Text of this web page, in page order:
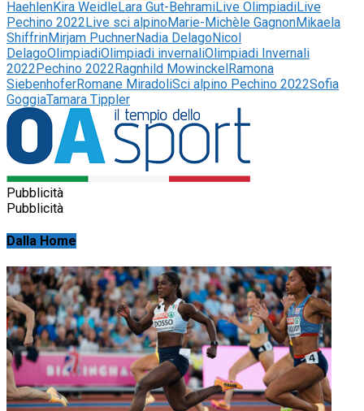
HaehlenKira WeidleLara Gut-BehramiLive OlimpiadiLive
Pechino 2022Live sci alpinoMarie-Michèle GagnonMikaela
ShiffrinMirjam PuchnerNadia DelagoNicol
DelagoOlimpiadiOlimpiadi invernaliOlimpiadi Invernali
2022Pechino 2022Ragnhild MowinckelRamona
SiebenhoferRomane MiradoliSci alpino Pechino 2022Sofia
GoggiaTamara Tippler
Pubblicità
Pubblicità
Dalla Home